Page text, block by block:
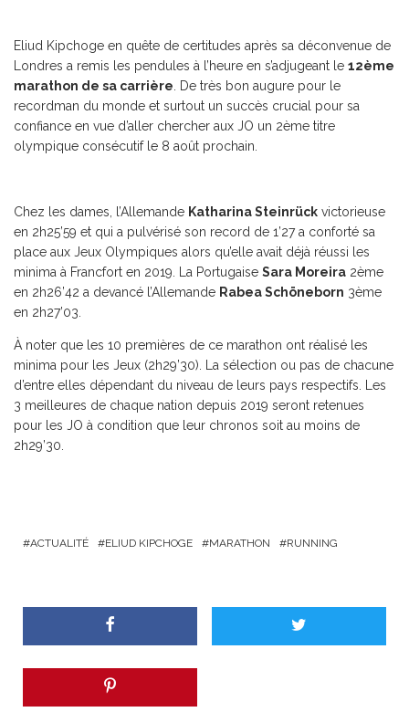
Eliud Kipchoge en quête de certitudes après sa déconvenue de
Londres a remis les pendules à l’heure en s’adjugeant le 12ème
marathon de sa carrière . De très bon augure pour le
recordman du monde et surtout un succès crucial pour sa
confiance en vue d’aller chercher aux JO un 2ème titre
olympique consécutif le 8 août prochain.
Chez les dames, l’Allemande Katharina Steinrück victorieuse
en 2h25’59 et qui a pulvérisé son record de 1’27 a conforté sa
place aux Jeux Olympiques alors qu’elle avait déjà réussi les
minima à Francfort en 2019. La Portugaise Sara Moreira 2ème
en 2h26’42 a devancé l’Allemande Rabea Schöneborn 3ème
en 2h27’03.
À noter que les 10 premières de ce marathon ont réalisé les
minima pour les Jeux (2h29’30). La sélection ou pas de chacune
d’entre elles dépendant du niveau de leurs pays respectifs. Les
3 meilleures de chaque nation depuis 2019 seront retenues
pour les JO à condition que leur chronos soit au moins de
2h29’30.
ACTUALITÉ ELIUD KIPCHOGE MARATHON RUNNING